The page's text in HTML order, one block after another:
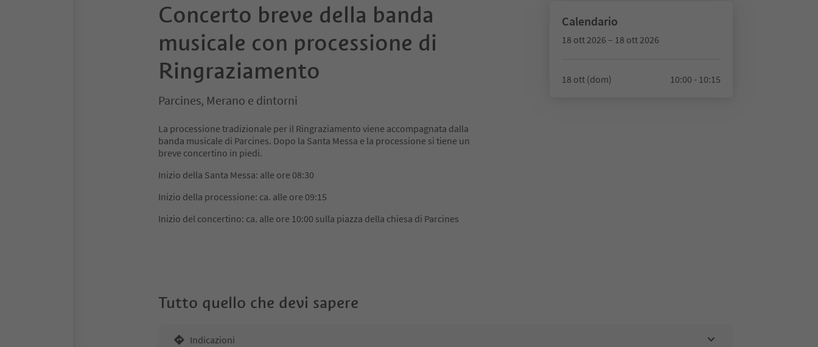
Concerto breve della banda
musicale con processione di
Ringraziamento
Parcines, Merano e dintorni
La processione tradizionale per il Ringraziamento viene accompagnata dalla
banda musicale di Parcines. Dopo la Santa Messa e la processione si tiene un
breve concertino in piedi.
Inizio della Santa Messa: alle ore 08:30
Inizio della processione: ca. alle ore 09:15
Inizio del concertino: ca. alle ore 10:00 sulla piazza della chiesa di Parcines
Calendario
18 ott 2026 – 18 ott 2026
18 ott (dom) 10:00 - 10:15
Tutto quello che devi sapere
Indicazioni